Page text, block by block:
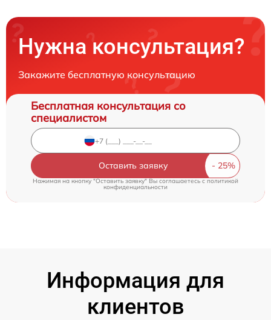
Нужна консультация?
Закажите бесплатную консультацию
Бесплатная консультация со
специалистом
Оставить заявку
Нажимая на кнопку "Оставить заявку" Вы соглашаетесь cполитикой
конфиденциальности
Информация для
клиентов